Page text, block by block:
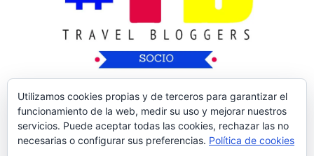
Utilizamos cookies propias y de terceros para garantizar el
funcionamiento de la web, medir su uso y mejorar nuestros
servicios. Puede aceptar todas las cookies, rechazar las no
necesarias o configurar sus preferencias. Política de cookies